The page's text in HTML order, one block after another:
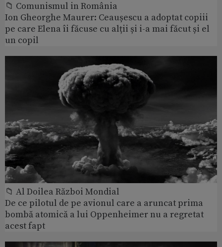
📁 Comunismul in România
Ion Gheorghe Maurer: Ceaușescu a adoptat copiii
pe care Elena îi făcuse cu alții și i-a mai făcut și el
un copil
📁 Al Doilea Război Mondial
De ce pilotul de pe avionul care a aruncat prima
bombă atomică a lui Oppenheimer nu a regretat
acest fapt